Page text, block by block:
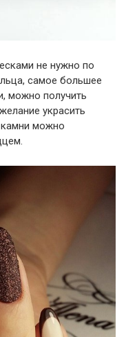
не нужно по
самое большее
можно получить
украсить
камни можно